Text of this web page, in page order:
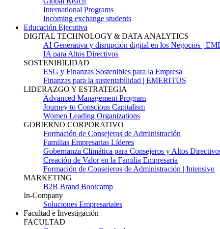
International Programs
Incoming exchange students
Educación Ejecutiva
DIGITAL TECHNOLOGY & DATA ANALYTICS
AI Generativa y disrupción digital en los Negocios |
IA para Altos Directivos
SOSTENIBILIDAD
ESG y Finanzas Sostenibles para la Empresa
Finanzas para la sustentabilidad | EMERITUS
LIDERAZGO Y ESTRATEGIA
Advanced Management Program
Journey to Conscious Capitalism
Women Leading Organizations
GOBIERNO CORPORATIVO
Formación de Consejeros de Administración
Familias Empresarias Líderes
Gobernanza Climática para Consejeros y Altos
Creación de Valor en la Familia Empresaria
Formación de Consejeros de Administración | Intensivo
MARKETING
B2B Brand Bootcamp
In-Company
Soluciones Empresariales
Facultad e Investigación
FACULTAD